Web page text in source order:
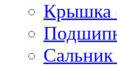
Крышка